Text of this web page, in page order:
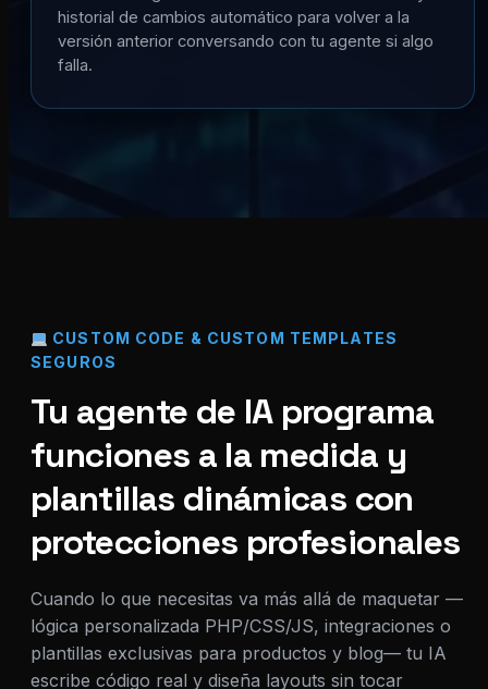
historial de cambios automático para volver a la
versión anterior conversando con tu agente si algo
falla.
CUSTOM CODE & CUSTOM TEMPLATES
SEGUROS
Tu agente de IA programa
funciones a la medida y
plantillas dinámicas con
protecciones profesionales
Cuando lo que necesitas va más allá de maquetar —
lógica personalizada PHP/CSS/JS, integraciones o
plantillas exclusivas para productos y blog— tu IA
escribe código real y diseña layouts sin tocar